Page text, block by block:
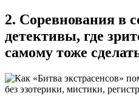
2. Соревнования в
детективы, где
самому тоже